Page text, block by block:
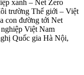
xanh – Net Zero
trường Thế giới – Việt
con đường tới Net
Việt Nam
Quốc gia Hà Nội,